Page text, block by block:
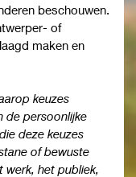
beschouwen.
of
maken en
keuzes
de persoonlijke
deze keuzes
of bewuste
werk, het publiek,